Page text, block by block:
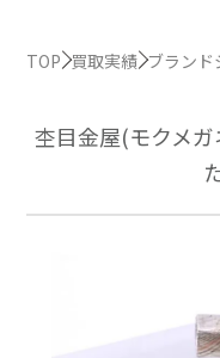
TOP 買取実績 ブランド
杢目金屋(モクメ